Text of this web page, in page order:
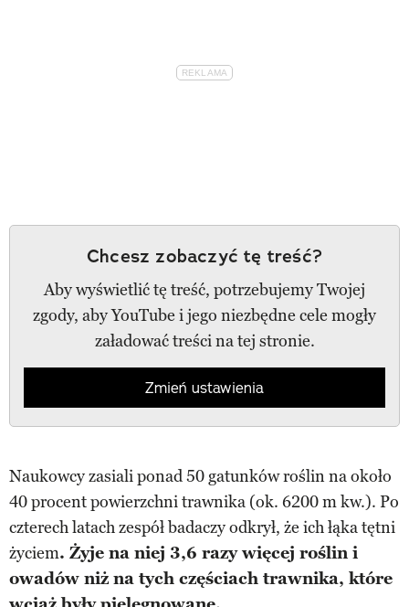
Chcesz zobaczyć tę treść?
Aby wyświetlić tę treść, potrzebujemy Twojej
zgody, aby YouTube i jego niezbędne cele mogły
załadować treści na tej stronie.
Zmień ustawienia
Naukowcy zasiali ponad 50 gatunków roślin na około
40 procent powierzchni trawnika (ok. 6200 m kw.). Po
czterech latach zespół badaczy odkrył, że ich łąka tętni
życiem. Żyje na niej 3,6 razy więcej roślin i
owadów niż na tych częściach trawnika, które